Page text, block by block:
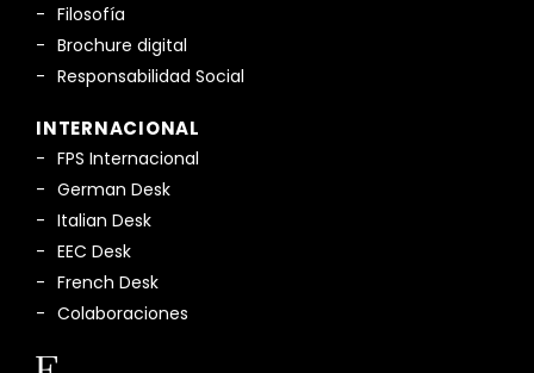
Filosofía
Brochure digital
Responsabilidad Social
INTERNACIONAL
FPS Internacional
German Desk
Italian Desk
EEC Desk
French Desk
Colaboraciones